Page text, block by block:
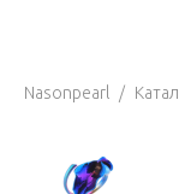
Nasonpearl /